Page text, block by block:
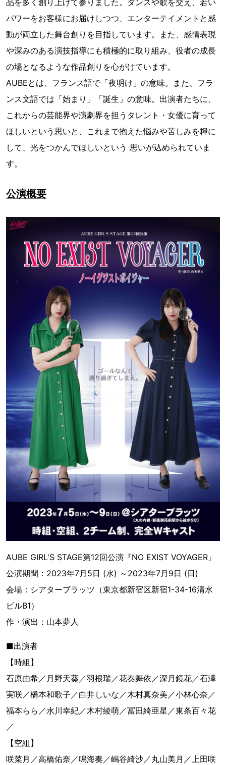
パワーをお客様にお届けしつつ、エンターテイメントと感
動が両立した舞台創りを目指しています。また、感情表現
や深みのある演技指導にも積極的に取り組み、役者の成長
の場となるような作品創りを心がけています。
AUBEとは、フランス語で「夜明け」の意味。また、フラ
ンス文語では「始まり」「誕生」の意味。出演者たちに、
これからの芸能界や演劇界を担うタレント・女優に育って
ほしいという思いと、これまで抱えた悩みや苦しみを糧に
して、光をつかんでほしいという 思いが込められていま
す。
公演概要
AUBE GIRL'S STAGE第12回公演『NO EXIST VOYAGER』
公演期間：2023年7月5日 (水) ～2023年7月9日 (日)
会場：シアターブラッツ（東京都新宿区新宿1-34-16清水
ビルB1）
作・演出：山本夢人
■出演者
【時組】
石原由希／月野天葵／羽根瑞／花奏舞依／深月鏡花／石澤
実咲／橋本和歌子／白井しいな／木村真奈美／小林心奈／
福本らら／水川幸紀／木村綾萌／冨田綺亜星／東条百々花
／
【空組】
咲菜月／高橋佑奈／鳴海奏／嶋谷綺沙／丸山美月／上田咲